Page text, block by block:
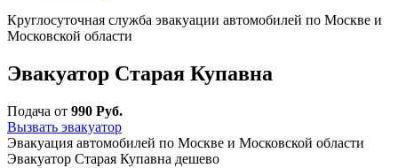
Круглосуточная служба эвакуации автомобилей по Москве и
Московской области
Эвакуатор Старая Купавна
Подача от 990 Руб.
Вызвать эвакуатор
Эвакуация автомобилей по Москве и Московской области
Эвакуатор Старая Купавна дешево